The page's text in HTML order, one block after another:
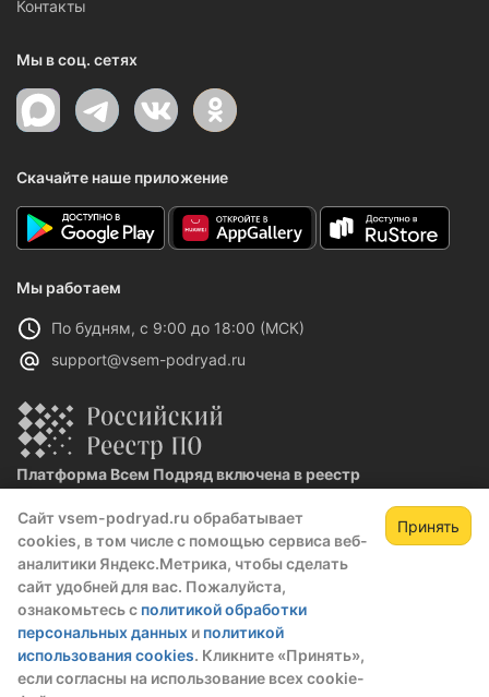
Сайт vsem-podryad.ru обрабатывает
cookies, в том числе с помощью сервиса веб-
аналитики Яндекс.Метрика, чтобы сделать
сайт удобней для вас. Пожалуйста,
ознакомьтесь с политикой обработки
персональных данных и политикой
использования cookies. Кликните «Принять»,
если согласны на использование всех cookie-
Принять
Контакты
Мы в соц. сетях
Скачайте наше приложение
Мы работаем
По будням, с 9:00 до 18:00 (МСК)
support@vsem-podryad.ru
Платформа Всем Подряд включена в реестр
Реестровая запись №32021 от 06.02.2026
Политика конфиденциальности
О компании